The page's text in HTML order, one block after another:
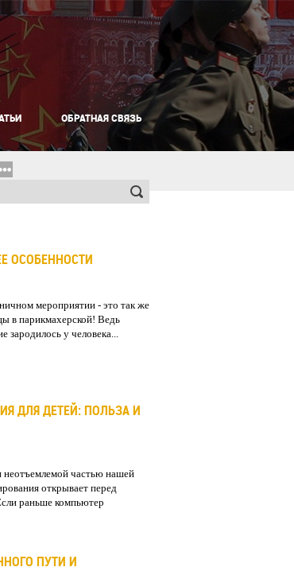
ОБРАТНАЯ СВЯЗЬ
ОСОБЕННОСТИ
мероприятии - это так же
в парикмахерской! Ведь
зародилось у человека...
ДЛЯ ДЕТЕЙ: ПОЛЬЗА И
неотъемлемой частью нашей
открывает перед
раньше компьютер
ПУТИ И